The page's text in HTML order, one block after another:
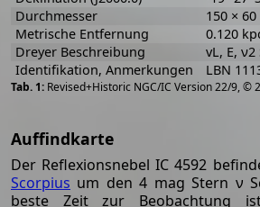
Revised+Historic NGC/IC Version 22/9, ©
Durchmesser
150 ×
Metrische Entfernung
0.120
Dreyer Beschreibung
vL, E,
Identifikation, Anmerkungen
LBN
Auffindkarte
Der Reflexionsnebel IC 4592
Scorpius um den 4 mag Stern ν
beste Zeit zur Beobachtung